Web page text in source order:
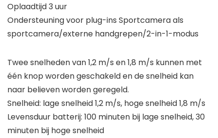
Oplaadtijd 3 uur
Ondersteuning voor plug-ins Sportcamera als
sportcamera/externe handgrepen/2-in-1-modus
Twee snelheden van 1,2 m/s en 1,8 m/s kunnen met
één knop worden geschakeld en de snelheid kan
naar believen worden geregeld.
Snelheid: lage snelheid 1,2 m/s, hoge snelheid 1,8 m/s
Levensduur batterij: 100 minuten bij lage snelheid, 30
minuten bij hoge snelheid